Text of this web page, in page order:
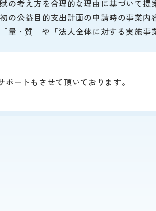
の考え方を合理的な理由に基づいて提
の公益目的支出計画の申請時の事業内
・質」や「法人全体に対する実施事
ートもさせて頂いております。